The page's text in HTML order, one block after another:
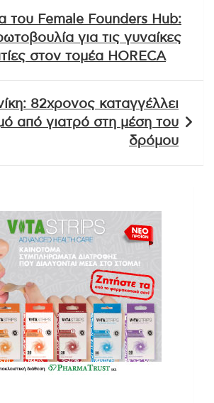
του Female Founders Hub:
για τις γυναίκες
στον τομέα HORECA
82χρονος καταγγέλλει
από γιατρό στη μέση του
δρόμου